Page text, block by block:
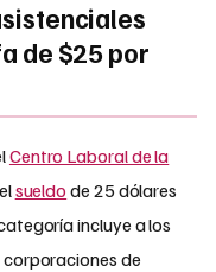
de $25 por
Centro Laboral de la
sueldo de 25 dólares
incluye a los
de